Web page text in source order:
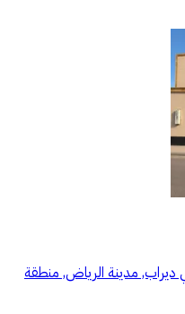
ديراب, مدينة الرياض, منطقة